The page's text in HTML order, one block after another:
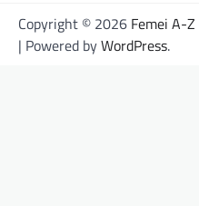
Copyright © 2026 Femei A-Z
| Powered byWordPress.